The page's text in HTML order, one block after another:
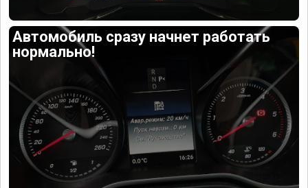
Автомобиль сразу начнет работать
нормально!